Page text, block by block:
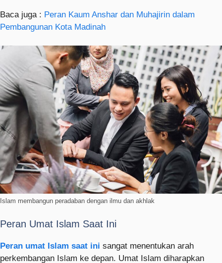
Baca juga : Peran Kaum Anshar dan Muhajirin dalam
Pembangunan Kota Madinah
Islam membangun peradaban dengan ilmu dan akhlak
Peran Umat Islam Saat Ini
Peran umat Islam saat ini sangat menentukan arah
perkembangan Islam ke depan. Umat Islam diharapkan